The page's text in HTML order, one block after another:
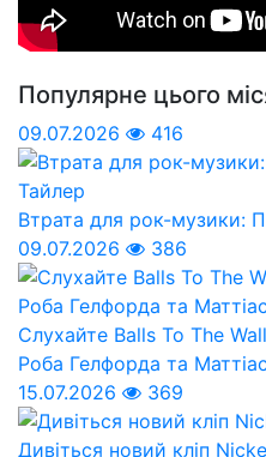
Популярне цього
09.07.2026 416
Втрата для рок-музики:
09.07.2026
386
Слухайте Balls To The
Роба Гелфорда та
15.07.2026
369
Дивіться новий кліп